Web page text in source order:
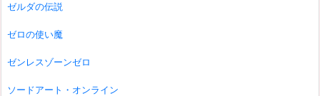
ゼルダの伝説
ゼロの使い魔
ゼンレスゾーンゼロ
ソードアート・オンライン